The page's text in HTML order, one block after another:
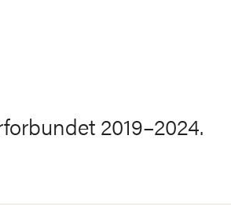
2019–2024.